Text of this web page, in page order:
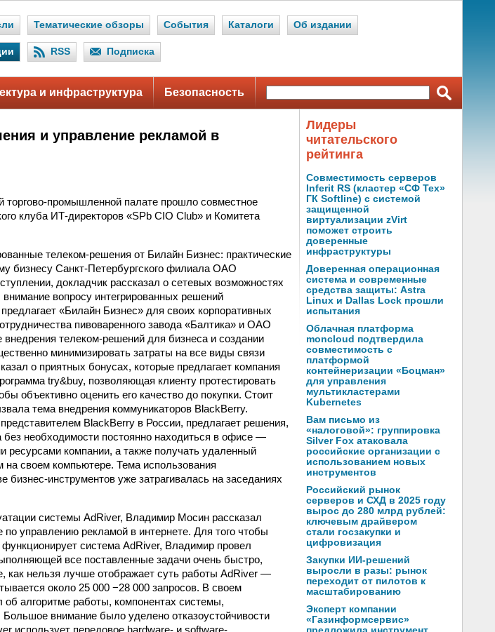
Тематические обзоры События Каталоги Об издании
RSS Подписка
и инфраструктура Безопасность
и управление рекламой в
торгово-промышленной палате прошло совместное
клуба ИТ-директоров «SPb CIO Club» и Комитета
телеком-решения от Билайн Бизнес: практические
бизнесу Санкт-Петербургского филиала ОАО
докладчик рассказал о сетевых возможностях
вопросу интегрированных решений
«Билайн Бизнес» для своих корпоративных
пивоваренного завода «Балтика» и ОАО
телеком-решений для бизнеса и создании
минимизировать затраты на все виды связи
о приятных бонусах, которые предлагает компания
try&buy, позволяющая клиенту протестировать
объективно оценить его качество до покупки. Стоит
тема внедрения коммуникаторов BlackBerry.
BlackBerry в России, предлагает решения,
необходимости постоянно находиться в офисе —
ресурсами компании, а также получать удаленный
своем компьютере. Тема использования
бизнес-инструментов уже затрагивалась на заседаниях
системы AdRiver, Владимир Мосин рассказал
управлению рекламой в интернете. Для того чтобы
система AdRiver, Владимир провел
все поставленные задачи очень быстро,
как нельзя лучше отображает суть работы AdRiver —
около 25 000 −28 000 запросов. В своем
алгоритме работы, компонентах системы,
внимание было уделено отказоустойчивости
использует передовое hardware- и software-
Лидеры
читательского
рейтинга
Совместимость серверов
Inferit RS (кластер «СФ Тех»
ГК Softline) с системой
защищенной
виртуализации zVirt
поможет строить
доверенные
инфраструктуры
Доверенная операционная
система и современные
средства защиты: Astra
Linux и Dallas Lock прошли
испытания
Облачная платформа
moncloud подтвердила
совместимость с
платформой
контейнеризации «Боцман»
для управления
мультикластерами
Kubernetes
Вам письмо из
«налоговой»: группировка
Silver Fox атаковала
российские организации с
использованием новых
инструментов
Российский рынок
серверов и СХД в 2025 году
вырос до 280 млрд рублей:
ключевым драйвером
стали госзакупки и
цифровизация
Закупки ИИ-решений
выросли в разы: рынок
переходит от пилотов к
масштабированию
Эксперт компании
«Газинформсервис»